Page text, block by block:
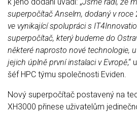
superpočítač Anselm, dodaný v
ve vynikající spolupráci s
superpočítač, který budeme do
některé naprosto nové technologie,
jejich úplně první instalaci v Evropě,“
šéf HPC týmu společnosti Eviden.
Nový superpočítač postavený na
XH3000 přinese uživatelům